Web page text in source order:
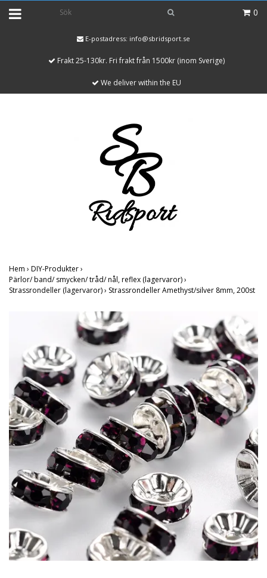
0
E-postadress: info@sbridsport.se
Frakt 25-130kr. Fri frakt från 1500kr (inom Sverige)
We deliver within the EU
Hem › DIY-Produkter›
Pärlor/ band/ smycken/ tråd/ nål, reflex (lagervaror)›
Strassrondeller (lagervaror)› Strassrondeller Amethyst/silver 8mm, 200st